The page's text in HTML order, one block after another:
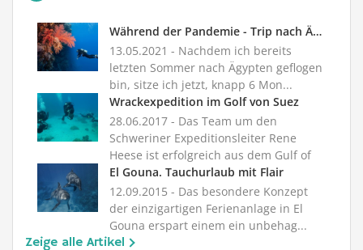
Während der Pandemie - Trip nach Ägypten
13.05.2021 - Nachdem ich bereits
letzten Sommer nach Ägypten geflogen
bin, sitze ich jetzt, knapp 6 Mon...
Wrackexpedition im Golf von Suez
28.06.2017 - Das Team um den
Schweriner Expeditionsleiter Rene
Heese ist erfolgreich aus dem Gulf of
Su...
El Gouna. Tauchurlaub mit Flair
12.09.2015 - Das besondere Konzept
der einzigartigen Ferienanlage in El
Gouna erspart einem ein unbehag...
Zeige alle Artikel